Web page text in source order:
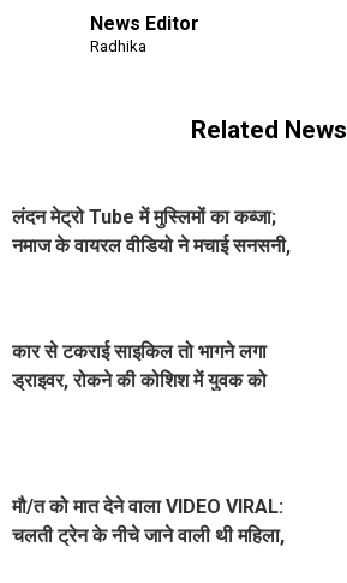
News Editor
Radhika
Related News
लंदन मेट्रो Tube में मुस्लिमों का कब्जा;
नमाज के वायरल वीडियो ने मचाई सनसनी,
कार से टकराई साइकिल तो भागने लगा
ड्राइवर, रोकने की कोशिश में युवक को
मौ/त को मात देने वाला VIDEO VIRAL:
चलती ट्रेन के नीचे जाने वाली थी महिला,